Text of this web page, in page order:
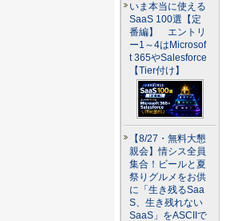
いま本当に使える
SaaS 100選【定
番編】 エントリ
ー1～4はMicrosof
t 365やSalesforce
【Tier付け】
【8/27・無料大懇
親会】情シス全員
集合！ビールと夏
祭りグルメをお供
に「生き残るSaa
S、生き残れない
SaaS」をASCIIで